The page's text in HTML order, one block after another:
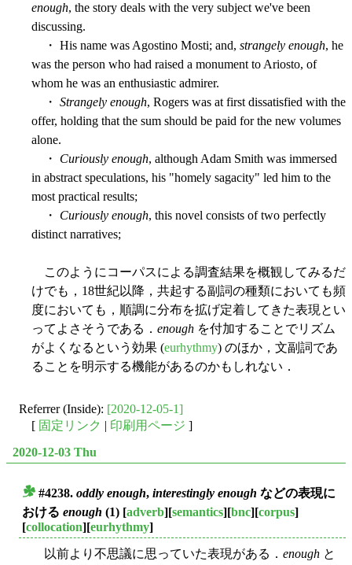
enough, the story deals with the very subject we've been
discussing.
・ His name was Agostino Mosti; and, strangely enough, he
was the person who had raised a monument to Ariosto, of
whom he was an enthusiastic admirer.
・ Strangely enough, Rogers was at first dissatisfied with the
offer, holding that the sum should be paid for the new volumes
alone.
・ Curiously enough, although Adam Smith was immersed
in abstract speculations, his "homely sagacity" led him to the
most practical results;
・ Curiously enough, this novel consists of two perfectly
distinct narratives;
このようにコーパスによる調査結果を概観してみるだ
けでも，18世紀以降，共起する副詞の種類においても頻
度においても，順調に分布を拡げ定着してきた表現とい
ってよさそうである． enough を付加することでリズム
がよくなるという効果 (eurhythmy) のほか，文副詞であ
ることを明示する機能があるのかもしれない．
Referrer (Inside): [2020-12-05-1]
[ 固定リンク | 印刷用ページ ]
2020-12-03 Thu
#4238. oddly enough, interestingly enough などの表現に
おける enough (1) [adverb][semantics][bnc][corpus]
[collocation][eurhythmy]
以前より不思議に思っていた表現がある． enough と